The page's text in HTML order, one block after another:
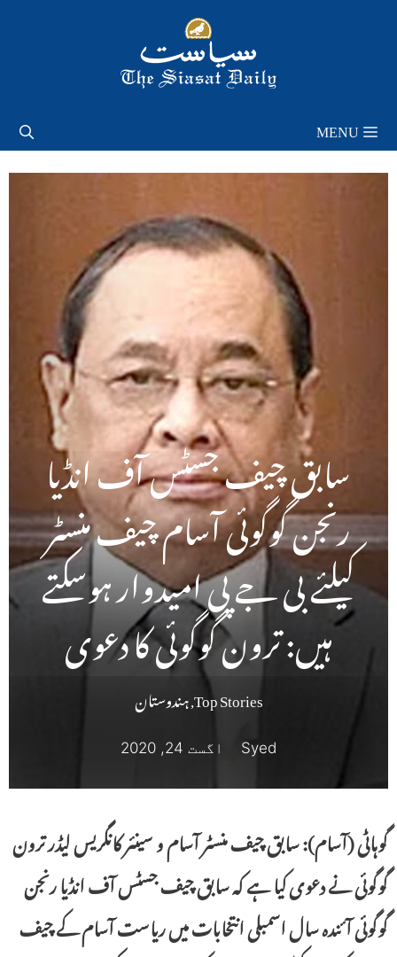
MENU
سابق چیف جسٹس آف انڈیا
رنجن گوگوئی آسام چیف منسٹر
کیلئے بی جے پی امیدوار ہوسکتے
ہیں: ترون گوگوئی کا دعوی
Top Stories
,ہندوستان
Syed اگست 24, 2020
گوہاٹی (آسام): سابق چیف منسٹر آسام و سینئر کانگریس لیڈر ترون
گوگوئی نے دعوی کیا ہے کہ سابق چیف جسٹس آف انڈیا رنجن
گوگوئی آئندہ سال اسمبلی انتخابات میں ریاست آسام کے چیف